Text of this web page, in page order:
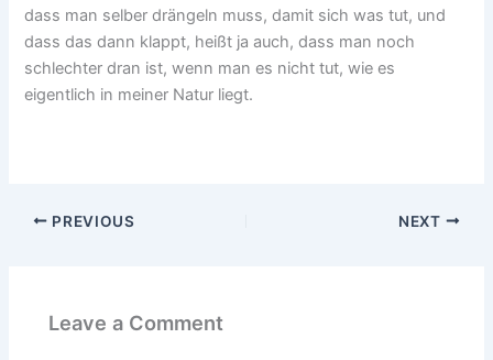
dass man selber drängeln muss, damit sich was tut, und
dass das dann klappt, heißt ja auch, dass man noch
schlechter dran ist, wenn man es nicht tut, wie es
eigentlich in meiner Natur liegt.
PREVIOUS NEXT
Leave a Comment